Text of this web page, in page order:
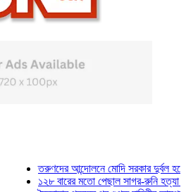
তরুণদের আন্দোলনে মোদি সরকার দুর্বল হয়েছে:
১২৮ বারের মতো পেছাল সাগর-রুনি হত্যা